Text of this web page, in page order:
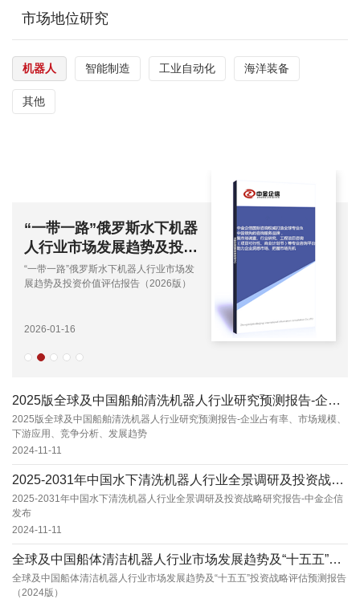
市场地位研究
机器人 智能制造 工业自动化 海洋装备
其他
“一带一路”俄罗斯水下机器
人行业市场发展趋势及投资
价值评估报告（2026版）
“一带一路”俄罗斯水下机器人行业市场发
展趋势及投资价值评估报告（2026版）
2026-01-16
2025版全球及中国船舶清洗机器人行业研究预测报告-企业占有率、市场规模、下游应用、竞争分...
2025版全球及中国船舶清洗机器人行业研究预测报告-企业占有率、市场规模、
下游应用、竞争分析、发展趋势
2024-11-11
2025-2031年中国水下清洗机器人行业全景调研及投资战略研究报告-中金企信发布
2025-2031年中国水下清洗机器人行业全景调研及投资战略研究报告-中金企信
发布
2024-11-11
全球及中国船体清洁机器人行业市场发展趋势及“十五五”投资战略评估预测报告（2024版）
全球及中国船体清洁机器人行业市场发展趋势及“十五五”投资战略评估预测报告
（2024版）